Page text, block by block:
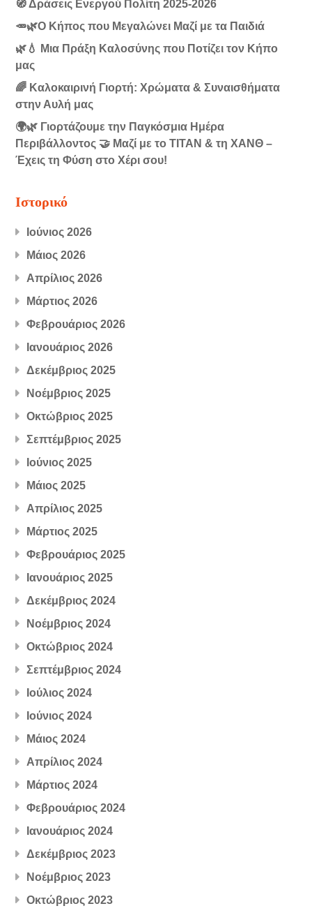
🧭 Δράσεις Ενεργού Πολίτη 2025-2026
🥕🌿Ο Κήπος που Μεγαλώνει Μαζί με τα Παιδιά
🌿💧 Μια Πράξη Καλοσύνης που Ποτίζει τον Κήπο
μας
🌈 Καλοκαιρινή Γιορτή: Χρώματα & Συναισθήματα
στην Αυλή μας
🌍🌿 Γιορτάζουμε την Παγκόσμια Ημέρα
Περιβάλλοντος 🤝 Μαζί με το ΤΙΤΑΝ & τη ΧΑΝΘ –
Έχεις τη Φύση στο Χέρι σου!
Ιστορικό
Ιούνιος 2026
Μάιος 2026
Απρίλιος 2026
Μάρτιος 2026
Φεβρουάριος 2026
Ιανουάριος 2026
Δεκέμβριος 2025
Νοέμβριος 2025
Οκτώβριος 2025
Σεπτέμβριος 2025
Ιούνιος 2025
Μάιος 2025
Απρίλιος 2025
Μάρτιος 2025
Φεβρουάριος 2025
Ιανουάριος 2025
Δεκέμβριος 2024
Νοέμβριος 2024
Οκτώβριος 2024
Σεπτέμβριος 2024
Ιούλιος 2024
Ιούνιος 2024
Μάιος 2024
Απρίλιος 2024
Μάρτιος 2024
Φεβρουάριος 2024
Ιανουάριος 2024
Δεκέμβριος 2023
Νοέμβριος 2023
Οκτώβριος 2023